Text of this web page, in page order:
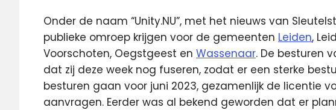
Onder de naam “Unity.NU”, met het nieuws van
publieke omroep krijgen voor de gemeenten Leiden,
Voorschoten, Oegstgeest en Wassenaar. De besturen
dat zij deze week nog fuseren, zodat er een sterke
besturen gaan voor juni 2023, gezamenlijk de licentie
aanvragen. Eerder was al bekend geworden dat er